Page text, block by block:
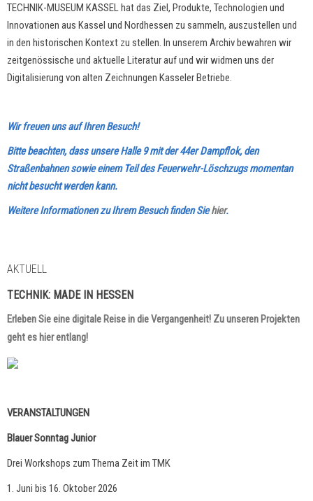
TECHNIK-MUSEUM KASSEL hat das Ziel, Produkte, Technologien und
Innovationen aus Kassel und Nordhessen zu sammeln, auszustellen und
in den historischen Kontext zu stellen. In unserem Archiv bewahren wir
zeitgenössische und aktuelle Literatur auf und wir widmen uns der
Digitalisierung von alten Zeichnungen Kasseler Betriebe.
Wir freuen uns auf Ihren Besuch!
Bitte beachten, dass unsere Halle 9 mit der 44er Dampflok, den
Straßenbahnen sowie einem Teil des Feuerwehr-Löschzugs momentan
nicht besucht werden kann.
Weitere Informationen zu Ihrem Besuch finden Siehier.
AKTUELL
TECHNIK: MADE IN HESSEN
Erleben Sie eine digitale Reise in die Vergangenheit! Zu unseren Projekten
geht es hier entlang!
VERANSTALTUNGEN
Blauer Sonntag Junior
Drei Workshops zum Thema Zeit im TMK
1. Juni bis 16. Oktober 2026